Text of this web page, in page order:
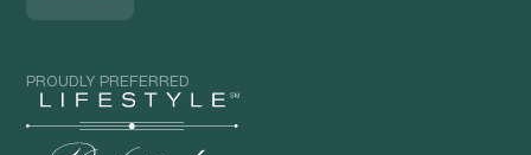
PROUDLY PREFERRED